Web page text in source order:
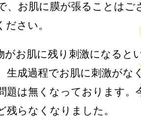
、お肌に膜が張ることはご
ださい。
がお肌に残り刺激になると
生成過程でお肌に刺激がな
題は無くなっております。
残らなくなりました。